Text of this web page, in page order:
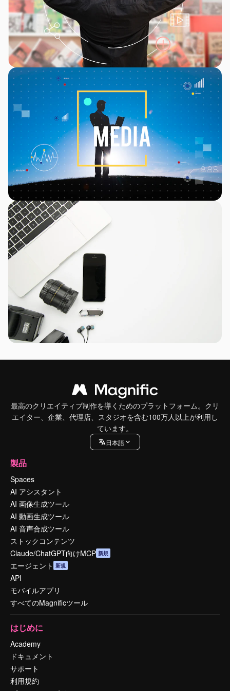
最高のクリエイティブ制作を導くためのプラットフォーム。クリ
エイター、企業、代理店、スタジオを含む100万人以上が利用し
ています。
日本語
製品
Spaces
AI アシスタント
AI 画像生成ツール
AI 動画生成ツール
AI 音声合成ツール
ストックコンテンツ
Claude/ChatGPT向けMCP 新規
エージェント 新規
API
モバイルアプリ
すべてのMagnificツール
はじめに
Academy
ドキュメント
サポート
利用規約